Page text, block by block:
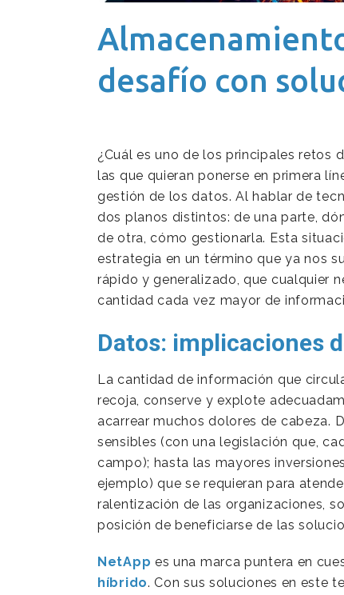
desafío con
¿Cuál es uno de los principales retos
las que quieran ponerse en primera
gestión de los datos. Al hablar de
dos planos distintos: de una parte,
de otra, cómo gestionarla. Esta
estrategia en un término que ya nos
rápido y generalizado, que cualquier
cantidad cada vez mayor de
Datos: implicaciones
La cantidad de información que
recoja, conserve y explote
acarrear muchos dolores de cabeza.
sensibles (con una legislación que,
campo); hasta las mayores
ejemplo) que se requieran para
ralentización de las organizaciones,
posición de beneficiarse de las
NetApp es una marca puntera en
híbrido. Con sus soluciones en este